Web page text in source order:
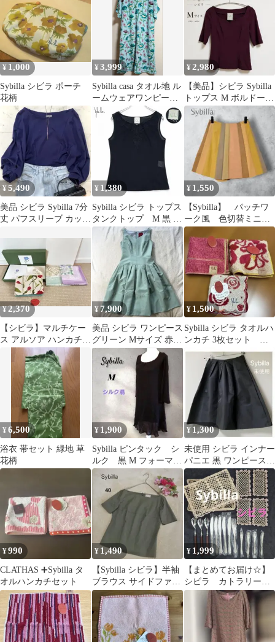
¥ 1,000
Sybilla シビラ ポーチ
花柄
¥3,999
Sybilla casa タオル地 ル
ームウェアワンピース
LL 綿100％
¥2,980
【美品】シビラ Sybilla
トップス M ボルドー
上品 日本製
¥5,490
美品 シビラ Sybilla 7分
丈 パフスリーブ カット
¥ 1,380
Sybilla シビラ トップス
タンクトップ M 黒 花
柄 刺繍 日本製
¥ 1,550
【Sybilla】 パッチワ
ーク風 色切替ミニス
カート ブラウン
W63 茶色
¥2,370
【シビラ】マルチケー
ス アルソア ハンカチ2
枚 帝国繊維ハンカチ
新品まとめ売り
¥7,900
美品 シビラ ワンピース
グリーン Mサイズ 赤タ
グ
¥ 1,500
Sybilla シビラ タオルハ
ンカチ 3枚セット 未
使用
¥6,500
浴衣 帯セット 緑地 草
花柄
¥ 1,900
Sybilla ピンタック シ
ルク 黒 M フォーマル
ワンピース フリル シ
¥ 1,300
未使用 シビラ インナー
パニエ 黒 ワンピース
ドレスに M w64
¥990
CLATHAS ➕Sybilla タ
オルハンカチセット
¥ 1,490
【Sybilla シビラ】半袖
ブラウス サイドファス
ナー カーキ40 Ｌサイズ
¥ 1,999
【まとめてお届け☆】
シビラ カトラリー・
おしぼりトレー他